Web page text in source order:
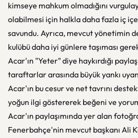
kimseye mahkum olmadığını
olabilmesi için halkla daha fazla iç
savundu. Ayrıca, mevcut yönetimin
kulübü daha iyi günlere taşıması
Acar'ın "Yeter" diye haykırdığı
taraftarlar arasında büyük yankı
Acar'ın bu cesur ve net tavrını
yoğun ilgi göstererek beğeni ve
Acar'ın paylaşımında yer alan
Fenerbahçe'nin mevcut başkanı Ali